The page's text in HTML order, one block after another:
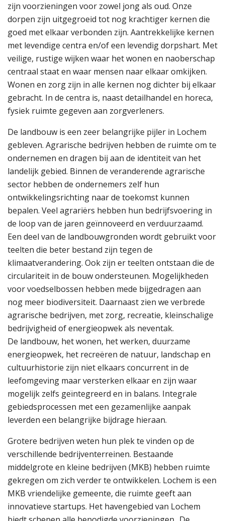
zijn voorzieningen voor zowel jong als oud. Onze
dorpen zijn uitgegroeid tot nog krachtiger kernen die
goed met elkaar verbonden zijn. Aantrekkelijke kernen
met levendige centra en/of een levendig dorpshart. Met
veilige, rustige wijken waar het wonen en naoberschap
centraal staat en waar mensen naar elkaar omkijken.
Wonen en zorg zijn in alle kernen nog dichter bij elkaar
gebracht. In de centra is, naast detailhandel en horeca,
fysiek ruimte gegeven aan zorgverleners.
De landbouw is een zeer belangrijke pijler in Lochem
gebleven. Agrarische bedrijven hebben de ruimte om te
ondernemen en dragen bij aan de identiteit van het
landelijk gebied. Binnen de veranderende agrarische
sector hebben de ondernemers zelf hun
ontwikkelingsrichting naar de toekomst kunnen
bepalen. Veel agrariërs hebben hun bedrijfsvoering in
de loop van de jaren geïnnoveerd en verduurzaamd.
Een deel van de landbouwgronden wordt gebruikt voor
teelten die beter bestand zijn tegen de
klimaatverandering. Ook zijn er teelten ontstaan die de
circulariteit in de bouw ondersteunen. Mogelijkheden
voor voedselbossen hebben mede bijgedragen aan
nog meer biodiversiteit. Daarnaast zien we verbrede
agrarische bedrijven, met zorg, recreatie, kleinschalige
bedrijvigheid of energieopwek als neventak.
De landbouw, het wonen, het werken, duurzame
energieopwek, het recreëren de natuur, landschap en
cultuurhistorie zijn niet elkaars concurrent in de
leefomgeving maar versterken elkaar en zijn waar
mogelijk zelfs geïntegreerd en in balans. Integrale
gebiedsprocessen met een gezamenlijke aanpak
leverden een belangrijke bijdrage hieraan.
Grotere bedrijven weten hun plek te vinden op de
verschillende bedrijventerreinen. Bestaande
middelgrote en kleine bedrijven (MKB) hebben ruimte
gekregen om zich verder te ontwikkelen. Lochem is een
MKB vriendelijke gemeente, die ruimte geeft aan
innovatieve startups. Het havengebied van Lochem